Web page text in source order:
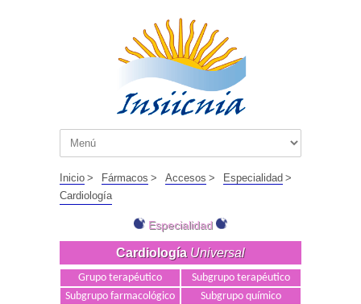
Inicio > Fármacos > Accesos > Especialidad >
Cardiología
Especialidad
CardiologíaUniversal
Grupo terapéutico
Subgrupo terapéutico
Subgrupo farmacológico
Subgrupo químico